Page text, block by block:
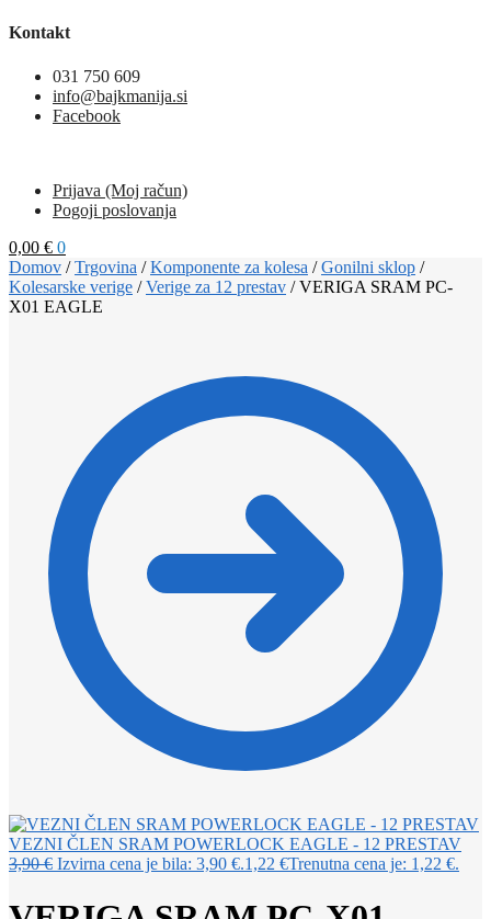
Kontakt
031 750 609
info@bajkmanija.si
Facebook
Prijava (Moj račun)
Pogoji poslovanja
0,00 € 0
Domov /Trgovina /Komponente za kolesa /Gonilni sklop /
Kolesarske verige /Verige za 12 prestav /VERIGA SRAM PC-
X01 EAGLE
VEZNI ČLEN SRAM POWERLOCK EAGLE - 12 PRESTAV
3,90€ Izvirna cena je bila: 3,90 €.1,22 €Trenutna cena je: 1,22 €.